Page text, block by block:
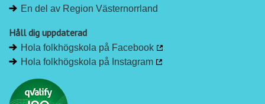
En del av Region Västernorrland
Håll dig uppdaterad
Hola folkhögskola på Facebook
Hola folkhögskola på Instagram